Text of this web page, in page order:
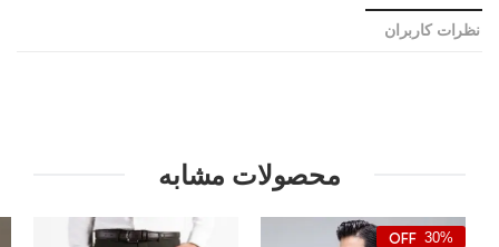
نظرات کاربران
محصولات مشابه
30%